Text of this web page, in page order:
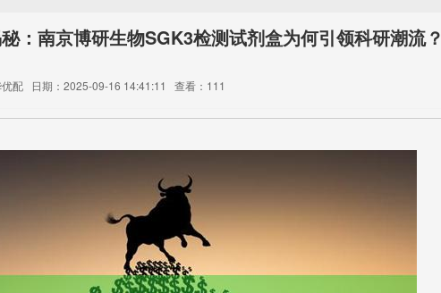
：南京博研生物SGK3检测试剂盒为何引领科研潮流？
配 日期：2025-09-16 14:41:11 查看：111